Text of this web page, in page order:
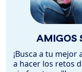
AMIGOS
¡Busca a tu
a hacer los retos